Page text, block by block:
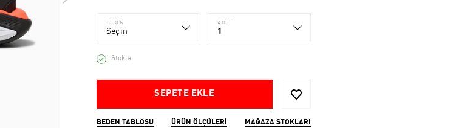
BEDEN
Seçin
ADET
1
Stokta
SEPETE EKLE
BEDEN TABLOSU ÜRÜN ÖLÇÜLERI MAĞAZA STOKLARI